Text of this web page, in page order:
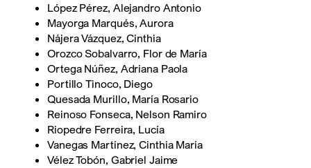
López Pérez, Alejandro Antonio
Mayorga Marqués, Aurora
Nájera Vázquez, Cinthia
Orozco Sobalvarro, Flor de María
Ortega Núñez, Adriana Paola
Portillo Tinoco, Diego
Quesada Murillo, María Rosario
Reinoso Fonseca, Nelson Ramiro
Riopedre Ferreira, Lucía
Vanegas Martínez, Cinthia María
Vélez Tobón, Gabriel Jaime